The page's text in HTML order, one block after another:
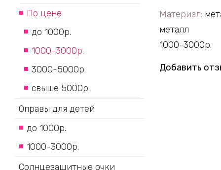
Материал:
металл
1000-3000р.
Добавить
По цене
до 1000р.
1000-3000р.
3000-5000р.
свыше 5000р.
Оправы для детей
до 1000р.
1000-3000р.
Солнцезащитные очки